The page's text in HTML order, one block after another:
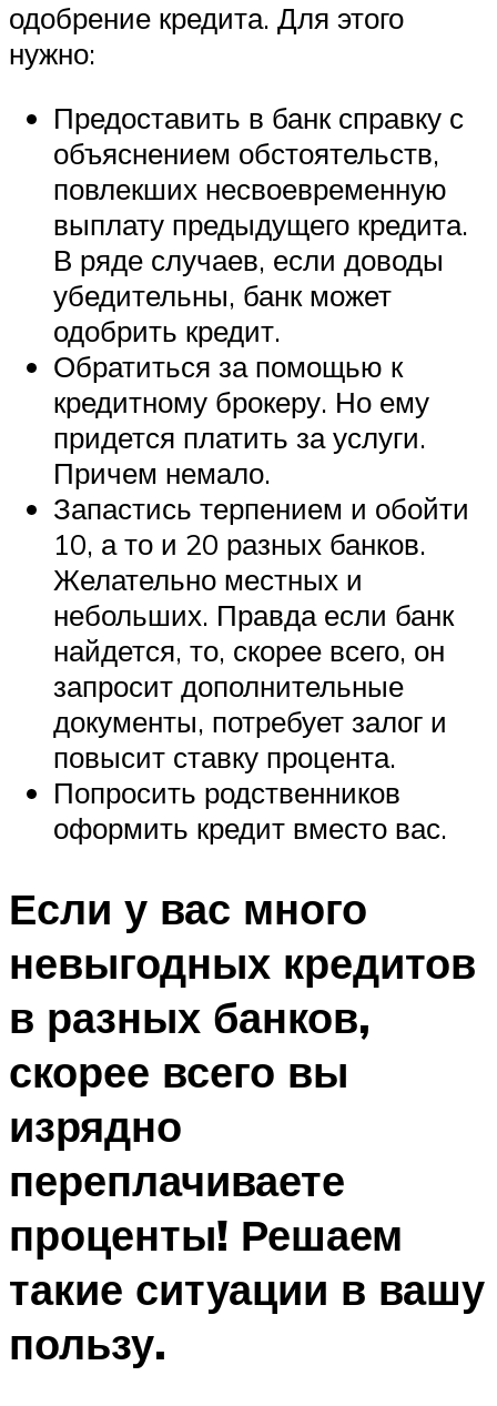
одобрение кредита. Для этого
нужно:
Предоставить в банк справку с
объяснением обстоятельств,
повлекших несвоевременную
выплату предыдущего кредита.
В ряде случаев, если доводы
убедительны, банк может
одобрить кредит.
Обратиться за помощью к
кредитному брокеру. Но ему
придется платить за услуги.
Причем немало.
Запастись терпением и обойти
10, а то и 20 разных банков.
Желательно местных и
небольших. Правда если банк
найдется, то, скорее всего, он
запросит дополнительные
документы, потребует залог и
повысит ставку процента.
Попросить родственников
оформить кредит вместо вас.
Если у вас много
невыгодных кредитов
в разных банков,
скорее всего вы
изрядно
переплачиваете
проценты! Решаем
такие ситуации в вашу
пользу.